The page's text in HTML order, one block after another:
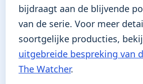
bijdraagt aan de blijvende
van de serie. Voor meer
soortgelijke producties,
uitgebreide bespreking van
The Watcher.